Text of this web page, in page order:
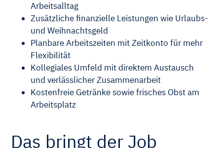
Arbeitsalltag
Zusätzliche finanzielle Leistungen wie Urlaubs-
und Weihnachtsgeld
Planbare Arbeitszeiten mit Zeitkonto für mehr
Flexibilität
Kollegiales Umfeld mit direktem Austausch
und verlässlicher Zusammenarbeit
Kostenfreie Getränke sowie frisches Obst am
Arbeitsplatz
Das bringt der Job